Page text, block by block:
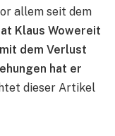
allem seit dem
Klaus Wowereit
dem Verlust
hat er
dieser Artikel